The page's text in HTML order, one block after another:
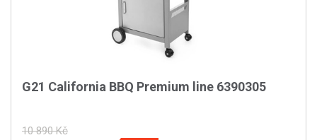
G21 California BBQ Premium line 6390305
10 890 Kč